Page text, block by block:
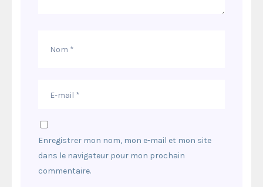
Enregistrer mon nom, mon e-mail et mon site
dans le navigateur pour mon prochain
commentaire.